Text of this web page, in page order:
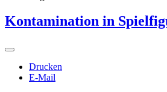
Kontamination in
Drucken
E-Mail